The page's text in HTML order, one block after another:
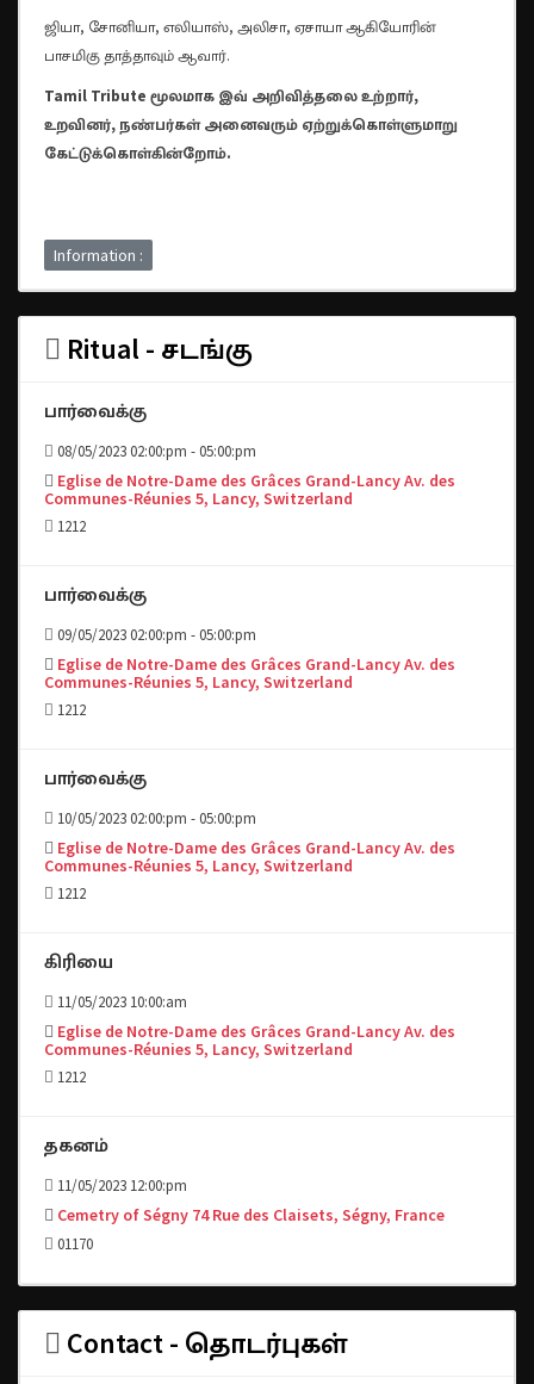
ஜியா, சோனியா, எலியாஸ், அலிசா, ஏசாயா ஆகியோரின்
பாசமிகு தாத்தாவும் ஆவார்.
Tamil Tribute மூலமாக இவ் அறிவித்தலை உற்றார்,
உறவினர், நண்பர்கள் அனைவரும் ஏற்றுக்கொள்ளுமாறு
கேட்டுக்கொள்கின்றோம்.
Information :
Ritual - சடங்கு
பார்வைக்கு
08/05/2023 02:00:pm - 05:00:pm
Eglise de Notre-Dame des Grâces Grand-Lancy Av. des
Communes-Réunies 5, Lancy, Switzerland
1212
பார்வைக்கு
09/05/2023 02:00:pm - 05:00:pm
Eglise de Notre-Dame des Grâces Grand-Lancy Av. des
Communes-Réunies 5, Lancy, Switzerland
1212
பார்வைக்கு
10/05/2023 02:00:pm - 05:00:pm
Eglise de Notre-Dame des Grâces Grand-Lancy Av. des
Communes-Réunies 5, Lancy, Switzerland
1212
கிரியை
11/05/2023 10:00:am
Eglise de Notre-Dame des Grâces Grand-Lancy Av. des
Communes-Réunies 5, Lancy, Switzerland
1212
தகனம்
11/05/2023 12:00:pm
Cemetry of Ségny 74 Rue des Claisets, Ségny, France
01170
Contact - தொடர்புகள்